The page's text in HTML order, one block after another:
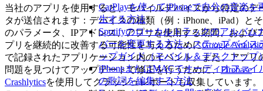
CarPlayを使ってiPhoneで自分の音楽を
生する方法
Spotifyのローカルトラックのアルバム
バーを変更する方法：ステップバイス
ップガイド（モバイル＆デスクトップ
iPhoneまたはMACでオーディオファイ
の歌詞を編集する方法
当社のアプリを使用すると、モバイルデバイスから特定のデ
タが送信されます：デバイスの種類（例：iPhone、iPad）とそ
のパラメータ、IPアドレス、アプリを使用する期間、および
プリを継続的に改善する可能性を与えるためにGoogle
で記録されたアプリケーション内のイベント。また、アプリ
問題を見つけてアップデートで修正を行うために、Firebase
Crashlyticsを使用してクラッシュレポートも収集しています。